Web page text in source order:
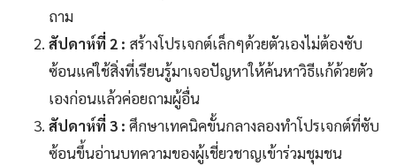
ถาม
สัปดาห์ที่ 2 : สร้างโปรเจกต์เล็กๆด้วยตัวเองไม่ต้องซับ
ซ้อนแค่ใช้สิ่งที่เรียนรู้มาเจอปัญหาให้ค้นหาวิธีแก้ด้วยตัว
เองก่อนแล้วค่อยถามผู้อื่น
สัปดาห์ที่ 3 : ศึกษาเทคนิคขั้นกลางลองทำโปรเจกต์ที่ซับ
ซ้อนขึ้นอ่านบทความของผู้เชี่ยวชาญเข้าร่วมชุมชน